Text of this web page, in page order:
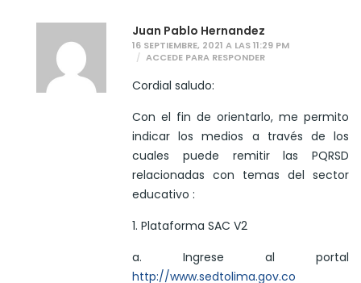
Juan Pablo Hernandez
16 SEPTIEMBRE, 2021 A LAS 11:29 PM
ACCEDE PARA RESPONDER
Cordial saludo:
Con el fin de orientarlo, me permito
indicar los medios a través de los
cuales puede remitir las PQRSD
relacionadas con temas del sector
educativo :
1. Plataforma SAC V2
a. Ingrese al portal
http://www.sedtolima.gov.co